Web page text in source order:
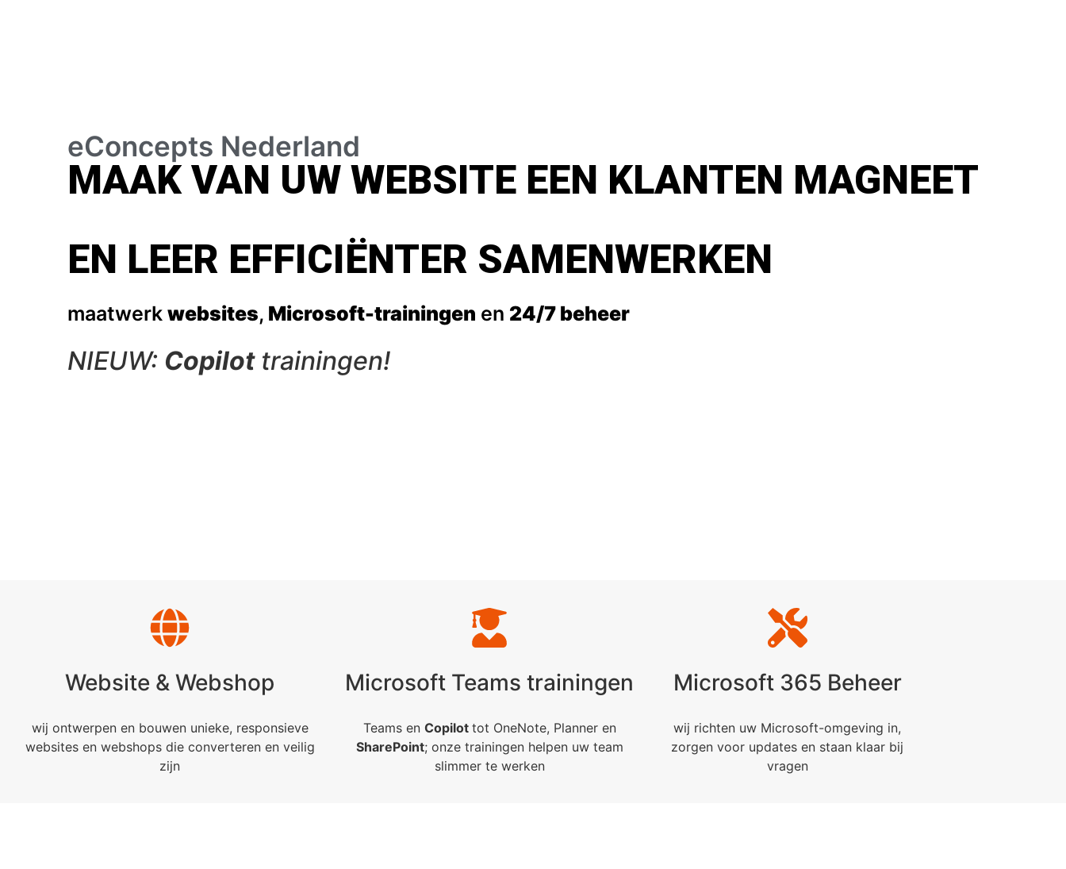
eConcepts Nederland
MAAK VAN UW WEBSITE EEN KLANTEN MAGNEET
EN LEER EFFICIËNTER SAMENWERKEN
maatwerk websites, Microsoft-trainingen en 24/7 beheer
NIEUW: Copilottrainingen!
Website & Webshop
wij ontwerpen en bouwen unieke, responsieve
websites en webshops die converteren en veilig
zijn
Microsoft Teams trainingen
Teams en Copilot tot OneNote, Planner en
SharePoint; onze trainingen helpen uw team
slimmer te werken
Microsoft 365 Beheer
wij richten uw Microsoft-omgeving in,
zorgen voor updates en staan klaar bij
vragen